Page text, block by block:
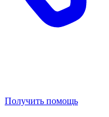
Получить помощь